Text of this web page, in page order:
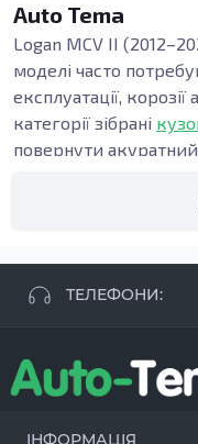
Auto Tema
Logan MCV II
моделі часто
експлуатації,
категорії зібрані
повернути
панелей важлива під
Види кузовних
кузова при
ударів або ремонт
ТЕЛЕФОНИ:
+38 096 250 84 38
+38 099 657 61 50
ІНФОРМАЦІЯ